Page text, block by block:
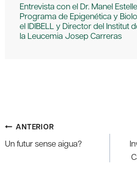
Entrevista con el Dr. Manel
Programa de Epigenética y
el IDIBELL y Director del Institut
la Leucemia Josep Carreras
Navegación
de
ANTERIOR
Un futur sense aigua?